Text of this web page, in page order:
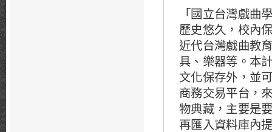
「國立台灣戲曲
歷史悠久，校內
近代台灣戲曲教
具、樂器等。本
文化保存外，並
商務交易平台，
物典藏，主要是
再匯入資料庫內